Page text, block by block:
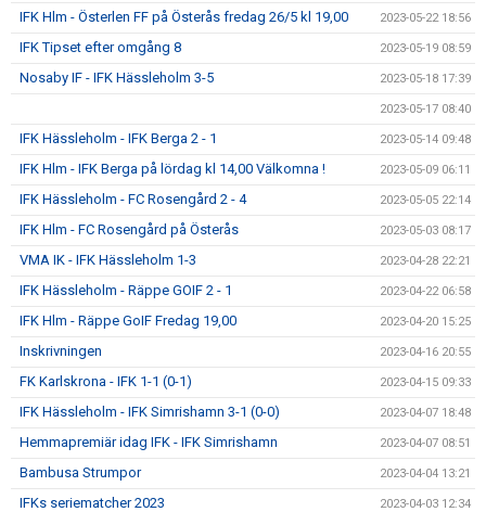
IFK Hlm - Österlen FF på Österås fredag 26/5 kl 19,00 2023-05-22 18:56
IFK Tipset efter omgång 8 2023-05-19 08:59
Nosaby IF - IFK Hässleholm 3-5 2023-05-18 17:39
2023-05-17 08:40
IFK Hässleholm - IFK Berga 2 - 1 2023-05-14 09:48
IFK Hlm - IFK Berga på lördag kl 14,00 Välkomna ! 2023-05-09 06:11
IFK Hässleholm - FC Rosengård 2 - 4 2023-05-05 22:14
IFK Hlm - FC Rosengård på Österås 2023-05-03 08:17
VMA IK - IFK Hässleholm 1-3 2023-04-28 22:21
IFK Hässleholm - Räppe GOIF 2 - 1 2023-04-22 06:58
IFK Hlm - Räppe GoIF Fredag 19,00 2023-04-20 15:25
Inskrivningen 2023-04-16 20:55
FK Karlskrona - IFK 1-1 (0-1) 2023-04-15 09:33
IFK Hässleholm - IFK Simrishamn 3-1 (0-0) 2023-04-07 18:48
Hemmapremiär idag IFK - IFK Simrishamn 2023-04-07 08:51
Bambusa Strumpor 2023-04-04 13:21
IFKs seriematcher 2023 2023-04-03 12:34